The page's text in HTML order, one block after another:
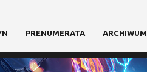
PRENUMERATA ARCHIWUM